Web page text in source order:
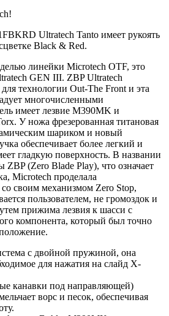
Ultratech Tanto имеет рукоять
Black & Red.
линейки Microtech OTF, это
GEN III. ZBP Ultratech
для технологии Out-The Front и эта
многочисленными
имеет лезвие M390MK и
У ножа фрезерованная титановая
шариком и новый
обеспечивает более легкий и
гладкую поверхность. В названии
ZBP (Zero Blade Play), что означает
Microtech проделала
своим механизмом Zero Stop,
пользователем, не громоздок и
прижима лезвия к шасси с
компонента, который был точно
с двойной пружиной, она
для нажатия на слайд X-
канавки под направляющей)
ворс и песок, обеспечивая